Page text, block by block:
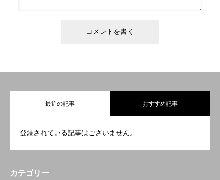
最近の記事 おすすめ記事
登録されている記事はございません。
カテゴリー